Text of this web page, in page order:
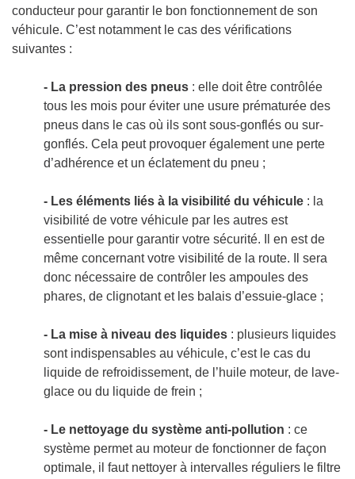
conducteur pour garantir le bon fonctionnement de son
véhicule. C’est notamment le cas des vérifications
suivantes :
- La pression des pneus : elle doit être contrôlée
tous les mois pour éviter une usure prématurée des
pneus dans le cas où ils sont sous-gonflés ou sur-
gonflés. Cela peut provoquer également une perte
d’adhérence et un éclatement du pneu ;
- Les éléments liés à la visibilité du véhicule : la
visibilité de votre véhicule par les autres est
essentielle pour garantir votre sécurité. Il en est de
même concernant votre visibilité de la route. Il sera
donc nécessaire de contrôler les ampoules des
phares, de clignotant et les balais d’essuie-glace ;
- La mise à niveau des liquides : plusieurs liquides
sont indispensables au véhicule, c’est le cas du
liquide de refroidissement, de l’huile moteur, de lave-
glace ou du liquide de frein ;
- Le nettoyage du système anti-pollution : ce
système permet au moteur de fonctionner de façon
optimale, il faut nettoyer à intervalles réguliers le filtre